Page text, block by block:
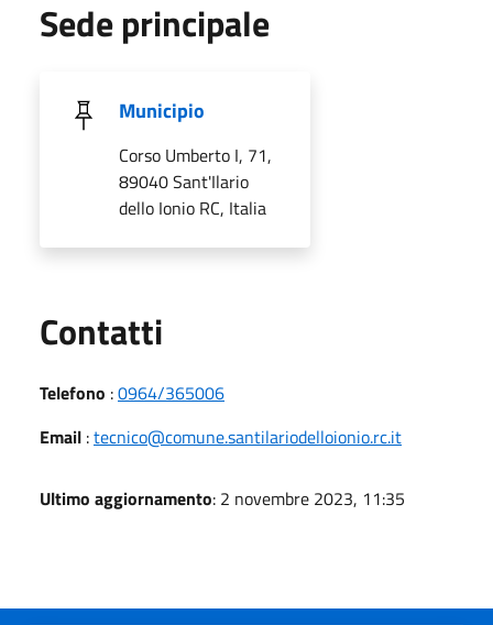
Sede principale
Municipio
Corso Umberto I, 71,
89040 Sant'Ilario
dello Ionio RC, Italia
Contatti
Telefono :0964/365006
Email :tecnico@comune.santilariodelloionio.rc.it
Ultimo aggiornamento: 2 novembre 2023, 11:35